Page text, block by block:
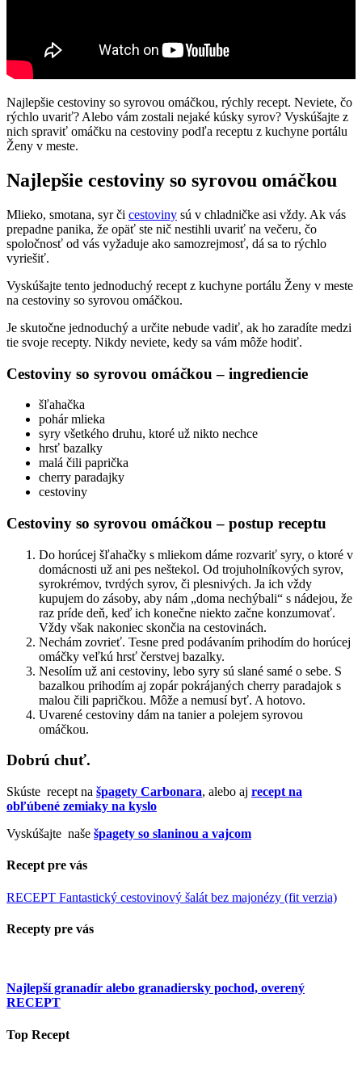
Najlepšie cestoviny so syrovou omáčkou, rýchly recept. Neviete, čo
rýchlo uvariť? Alebo vám zostali nejaké kúsky syrov? Vyskúšajte z
nich spraviť omáčku na cestoviny podľa receptu z kuchyne portálu
Ženy v meste.
Najlepšie cestoviny so syrovou omáčkou
Mlieko, smotana, syr či cestoviny sú v chladničke asi vždy. Ak vás
prepadne panika, že opäť ste nič nestihli uvariť na večeru, čo
spoločnosť od vás vyžaduje ako samozrejmosť, dá sa to rýchlo
vyriešiť.
Vyskúšajte tento jednoduchý recept z kuchyne portálu Ženy v meste
na cestoviny so syrovou omáčkou.
Je skutočne jednoduchý a určite nebude vadiť, ak ho zaradíte medzi
tie svoje recepty. Nikdy neviete, kedy sa vám môže hodiť.
Cestoviny so syrovou omáčkou – ingrediencie
šľahačka
pohár mlieka
syry všetkého druhu, ktoré už nikto nechce
hrsť bazalky
malá čili paprička
cherry paradajky
cestoviny
Cestoviny so syrovou omáčkou – postup receptu
Do horúcej šľahačky s mliekom dáme rozvariť syry, o ktoré v
domácnosti už ani pes neštekol. Od trojuholníkových syrov,
syrokrémov, tvrdých syrov, či plesnivých. Ja ich vždy
kupujem do zásoby, aby nám „doma nechýbali“ s nádejou, že
raz príde deň, keď ich konečne niekto začne konzumovať.
Vždy však nakoniec skončia na cestovinách.
Nechám zovrieť. Tesne pred podávaním prihodím do horúcej
omáčky veľkú hrsť čerstvej bazalky.
Nesolím už ani cestoviny, lebo syry sú slané samé o sebe. S
bazalkou prihodím aj zopár pokrájaných cherry paradajok s
malou čili papričkou. Môže a nemusí byť. A hotovo.
Uvarené cestoviny dám na tanier a polejem syrovou
omáčkou.
Dobrú chuť.
Skúste recept na špagety Carbonara, alebo aj recept na
obľúbené zemiaky na kyslo
Vyskúšajte naše špagety so slaninou a vajcom
Recept pre vás
RECEPT Fantastický cestovinový šalát bez majonézy (fit verzia)
Recepty pre vás
Najlepší granadír alebo granadiersky pochod, overený
RECEPT
Top Recept